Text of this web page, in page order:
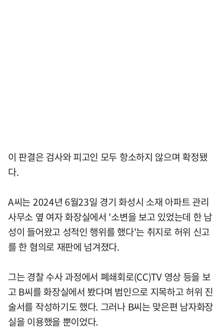
이 판결은 검사와 피고인 모두 항소하지 않으며 확정됐
다.
A씨는 2024년 6월23일 경기 화성시 소재 아파트 관리
사무소 옆 여자 화장실에서 '소변을 보고 있었는데 한 남
성이 들어왔고 성적인 행위를 했다'는 취지로 허위 신고
를 한 혐의로 재판에 넘겨졌다.
그는 경찰 수사 과정에서 폐쇄회로(CC)TV 영상 등을 보
고 B씨를 화장실에서 봤다며 범인으로 지목하고 허위 진
술서를 작성하기도 했다. 그러나 B씨는 맞은편 남자화장
실을 이용했을 뿐이었다.